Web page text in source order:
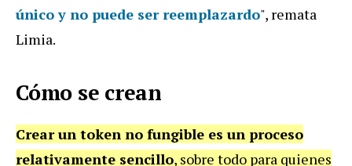
único y no puede ser reemplazardo", remata
Limia.
Cómo se crean
Crear un token no fungible es un proceso
relativamente sencillo, sobre todo para quienes